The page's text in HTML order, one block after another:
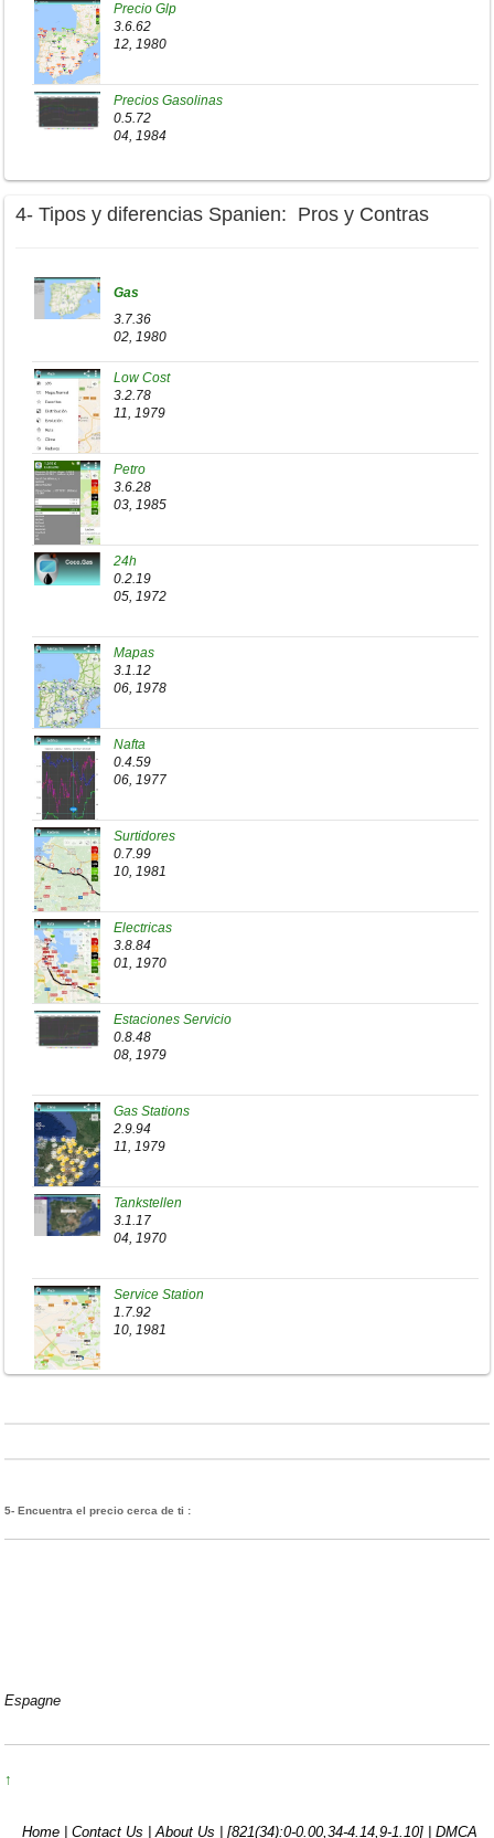
Precio Glp
3.6.62
12, 1980
Precios Gasolinas
0.5.72
04, 1984
4- Tipos y diferencias Spanien: Pros y Contras
Gas
3.7.36
02, 1980
Low Cost
3.2.78
11, 1979
Petro
3.6.28
03, 1985
24h
0.2.19
05, 1972
Mapas
3.1.12
06, 1978
Nafta
0.4.59
06, 1977
Surtidores
0.7.99
10, 1981
Electricas
3.8.84
01, 1970
Estaciones Servicio
0.8.48
08, 1979
Gas Stations
2.9.94
11, 1979
Tankstellen
3.1.17
04, 1970
Service Station
1.7.92
10, 1981
5- Encuentra el precio cerca de ti :
Espagne
↑
Home | Contact Us | About Us | [821(34):0-0.00,34-4.14,9-1.10] DMCA